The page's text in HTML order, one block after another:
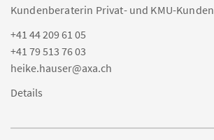
Kundenberaterin Privat- und KMU-Kunden
+41 44 209 61 05
+41 79 513 76 03
heike.hauser@axa.ch
Details